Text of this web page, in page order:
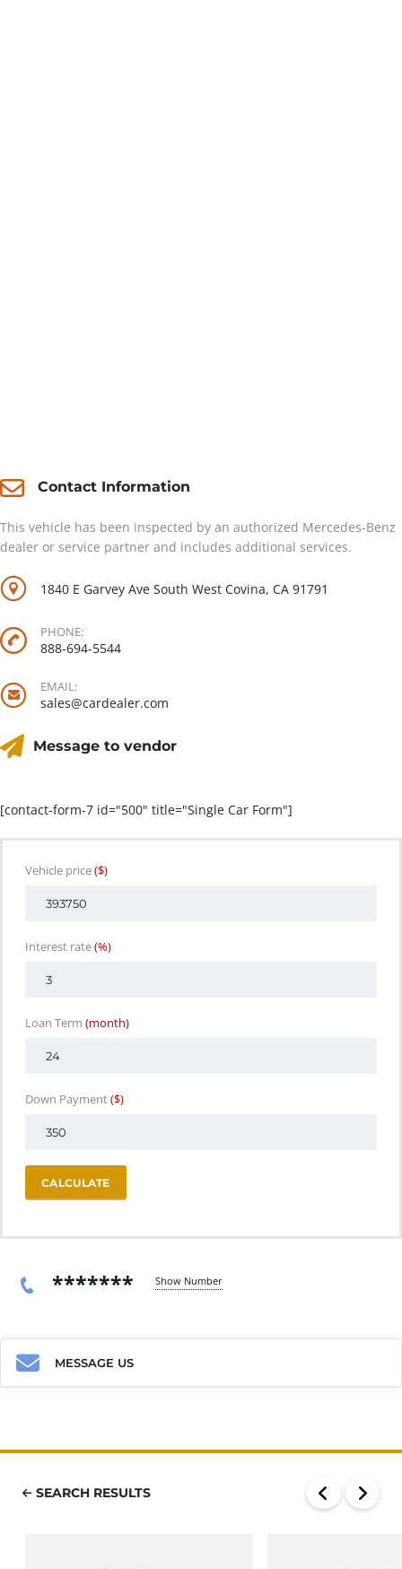
Contact Information
This vehicle has been inspected by an authorized Mercedes-Benz
dealer or service partner and includes additional services.
1840 E Garvey Ave South West Covina, CA 91791
PHONE:
888-694-5544
EMAIL:
sales@cardealer.com
Message to vendor
[contact-form-7 id="500" title="Single Car Form"]
Vehicle price($)
Interest rate(%)
Loan Term (month)
Down Payment($)
CALCULATE
******* Show Number
MESSAGE US
SEARCH RESULTS